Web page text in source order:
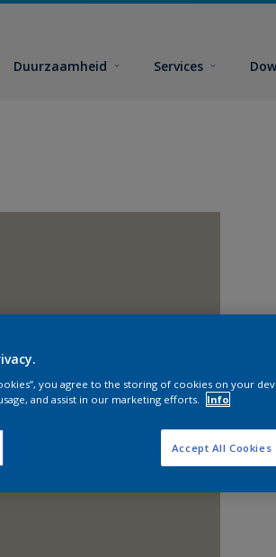
Duurzaamheid Services
you agree to the storing of cookies on your
and assist in our marketing efforts.
Info
Accept All Cookies